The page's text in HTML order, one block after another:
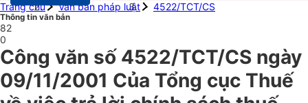
Trang chủ
Văn bản pháp luật 4522/TCT/CS
Thông tin văn bản
82
0
Công văn số 4522/TCT/CS ngày
09/11/2001 Của Tổng cục Thuế